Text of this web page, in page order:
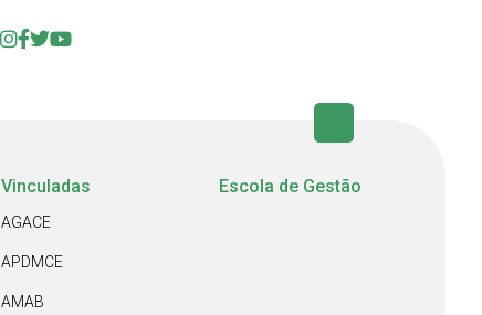
Vinculadas
AGACE
APDMCE
AMAB
Escola de Gestão